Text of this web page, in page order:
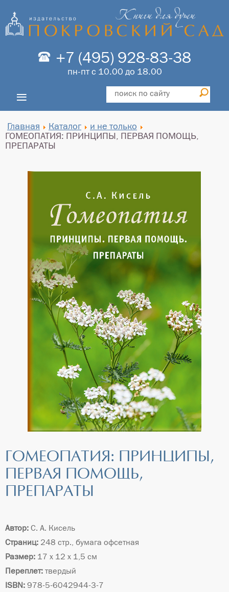
+7 (495) 928-83-38
пн-пт с 10.00 до 18.00
≡
Главная Каталог
и не только
ГОМЕОПАТИЯ: ПРИНЦИПЫ, ПЕРВАЯ ПОМОЩЬ,
ПРЕПАРАТЫ
ГОМЕОПАТИЯ: ПРИНЦИПЫ,
ПЕРВАЯ ПОМОЩЬ,
ПРЕПАРАТЫ
Автор: С. А. Кисель
Страниц: 248 стр., бумага офсетная
Размер: 17 х 12 х 1,5 см
Переплет: твердый
ISBN: 978-5-6042944-3-7